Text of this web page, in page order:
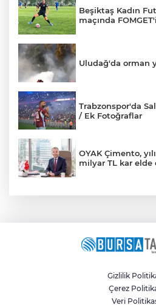
Beşiktaş Kadın
maçında
Uludağ'da orman
Trabzonspor'da
/ Ek Fotoğraflar
OYAK Çimento,
milyar TL kar elde
Gizlilik
Çerez
Veri